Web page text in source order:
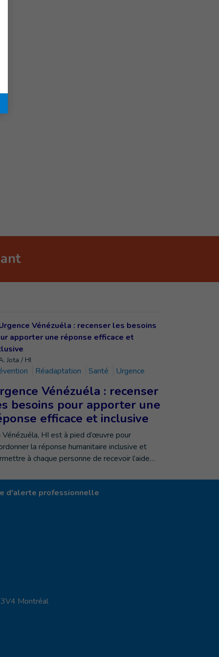
Jota / HI
Réadaptation Santé Urgence
Vénézuéla : recenser
besoins pour apporter une
efficace et inclusive
Vénézuéla, HI est à pied d’œuvre pour
la réponse humanitaire inclusive et
à chaque personne de recevoir l’aide…
d'alerte professionnelle
Montréal